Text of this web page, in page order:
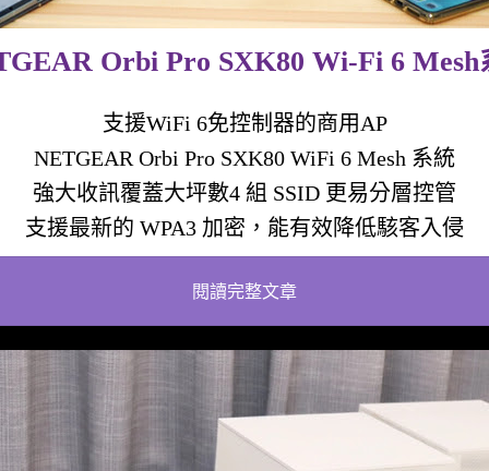
Orbi Pro SXK80 Wi-Fi 6 Mesh
支援WiFi 6免控制器的商用AP
NETGEAR Orbi Pro SXK80 WiFi 6 Mesh 系統
強大收訊覆蓋大坪數4 組 SSID 更易分層控管
支援最新的 WPA3 加密，能有效降低駭客入侵
閱讀完整文章